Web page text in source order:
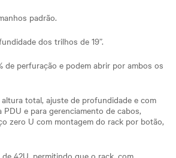
padrão.
dos trilhos de 19”.
de perfuração e podem abrir por ambos os
total, ajuste de profundidade e com
e para gerenciamento de cabos,
zero U com montagem do rack por botão,
42U, permitindo que o rack, com